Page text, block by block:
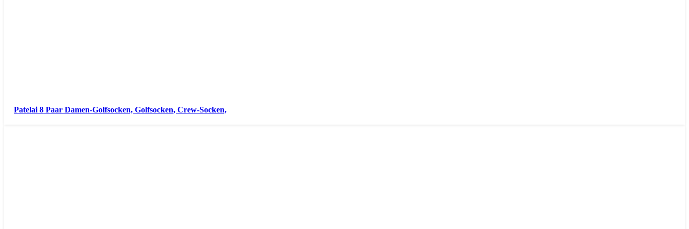
Patelai 8 Paar Damen-Golfsocken, Golfsocken, Crew-Socken,